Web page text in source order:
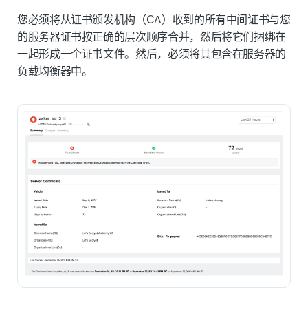
您必须将从证书颁发机构（CA）收到的所有中间证书与您
的服务器证书按正确的层次顺序合并，然后将它们捆绑在
一起形成一个证书文件。然后，必须将其包含在服务器的
负载均衡器中。